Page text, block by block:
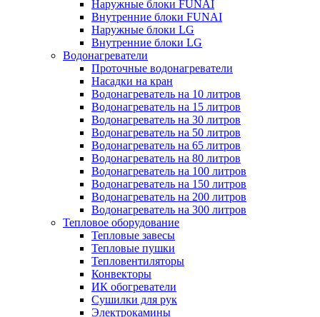
Hаружные блоки FUNAI
Внутренние блоки FUNAI
Наружные блоки LG
Внутренние блоки LG
Водонагреватели
Проточные водонагреватели
Наcадки на кран
Водонагреватель на 10 литров
Водонагреватель на 15 литров
Водонагреватель на 30 литров
Водонагреватель на 50 литров
Водонагреватель на 65 литров
Водонагреватель на 80 литров
Водонагреватель на 100 литров
Водонагреватель на 150 литров
Водонагреватель на 200 литров
Водонагреватель на 300 литров
Тепловое оборудование
Тепловые завесы
Тепловые пушки
Тепловентиляторы
Конвекторы
ИК обогреватели
Сушилки для рук
Электрокамины